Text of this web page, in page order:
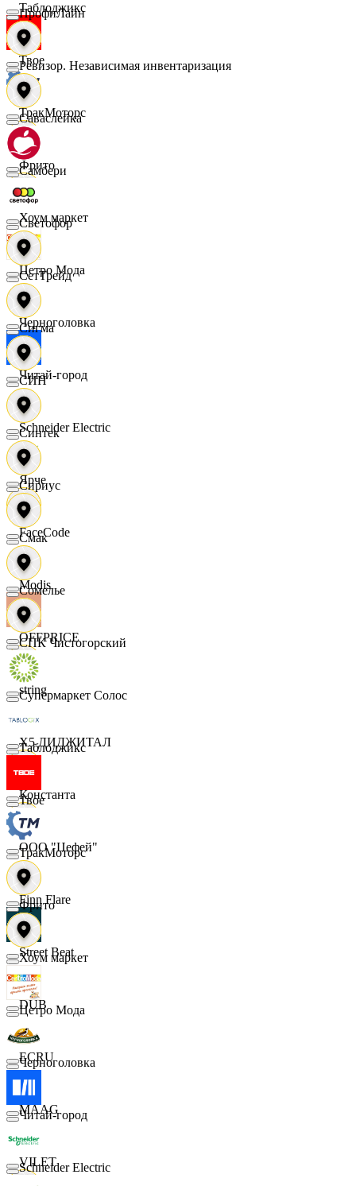
Таблоджикс
Твое
ТракМоторс
Фрито
Хоум маркет
Цетро Мода
Черноголовка
Читай-город
Schneider Electric
Ярче
FaceCode
Modis
OFFPRICE
string
X5 ДИДЖИТАЛ
Константа
ООО "Цефей"
Finn Flare
Street Beat
DUB
ECRU
MAAG
VILET
ПрофиЛайн
Ревизор. Независимая инвентаризация
Саваслейка
Самбери
Светофор
СетТрейд
Сигма
СИН
Синтек
Сириус
Смак
Сомелье
СПК Чистогорский
Супермаркет Солос
Таблоджикс
Твое
ТракМоторс
Фрито
Хоум маркет
Цетро Мода
Черноголовка
Читай-город
Schneider Electric